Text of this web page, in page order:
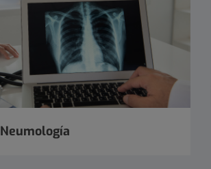
Neumología